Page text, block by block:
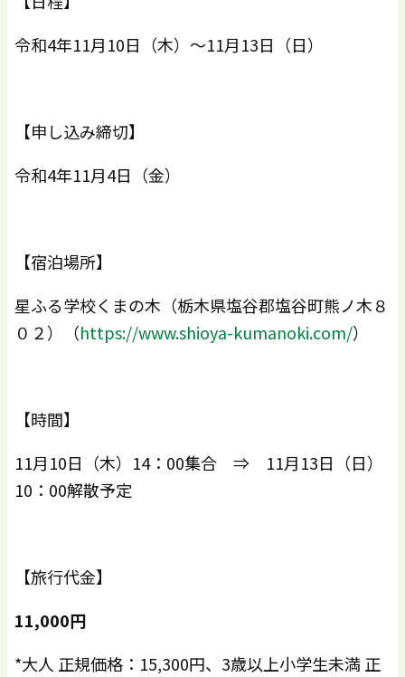
令和4年11月10日（木）～11月13日（日）
【申し込み締切】
令和4年11月4日（金）
【宿泊場所】
星ふる学校くまの木（栃木県塩谷郡塩谷町熊ノ木８
０２）（https://www.shioya-kumanoki.com/）
【時間】
11月10日（木）14：00集合 ⇒ 11月13日（日）
10：00解散予定
【旅行代金】
11,000円
*大人 正規価格：15,300円、3歳以上小学生未満 正